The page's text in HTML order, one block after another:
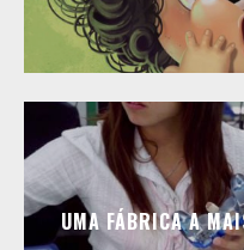
UMA FÁBRICA A